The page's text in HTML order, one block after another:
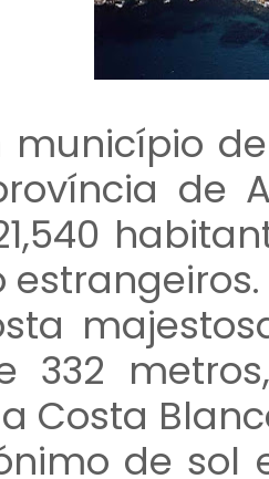
de
estrangeiros.
332
Costa
de sol